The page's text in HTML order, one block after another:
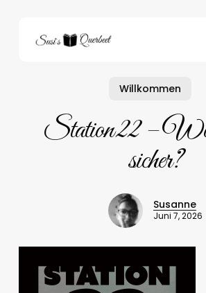
Willkommen
Station 22 –
sicher?
Susanne
Juni 7, 2026